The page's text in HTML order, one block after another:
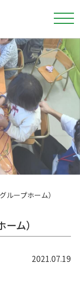
ープホーム）
ム）
2021.07.19